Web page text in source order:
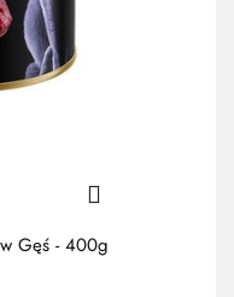
Gęś - 400g